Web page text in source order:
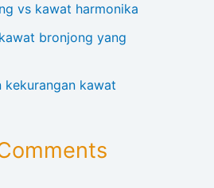
vs kawat harmonika
bronjong yang
kekurangan kawat